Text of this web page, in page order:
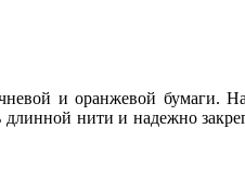
и оранжевой бумаги.
длинной нити и надежно